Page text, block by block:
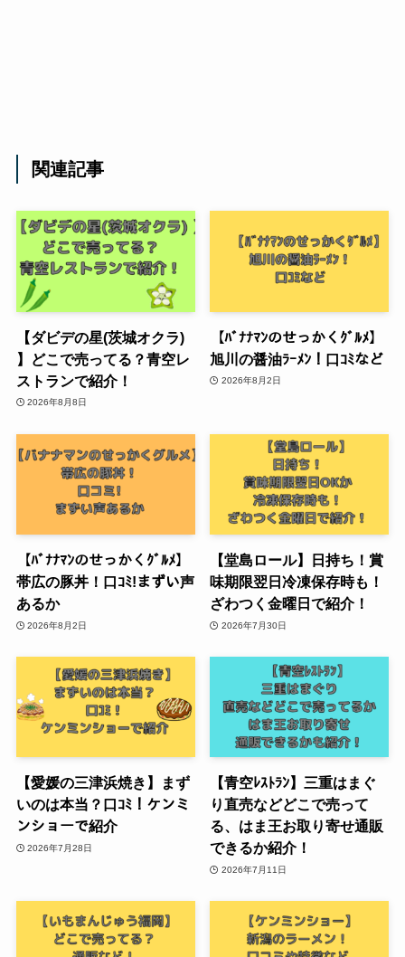
関連記事
【ダビデの星(茨城オクラ)
】どこで売ってる？青空レ
ストランで紹介！
2026年8月8日
【ﾊﾞﾅﾅﾏﾝのせっかくｸﾞﾙﾒ】
旭川の醤油ﾗｰﾒﾝ！口ｺﾐなど
2026年8月2日
【ﾊﾞﾅﾅﾏﾝのせっかくｸﾞﾙﾒ】
帯広の豚丼！口ｺﾐ!まずい声
あるか
2026年8月2日
【堂島ロール】日持ち！賞
味期限翌日冷凍保存時も！
ざわつく金曜日で紹介！
2026年7月30日
【愛媛の三津浜焼き】まず
いのは本当？口ｺﾐ！ケンミ
ンショーで紹介
2026年7月28日
【青空ﾚｽﾄﾗﾝ】三重はまぐ
り直売などどこで売って
る、はま王お取り寄せ通販
できるか紹介！
2026年7月11日